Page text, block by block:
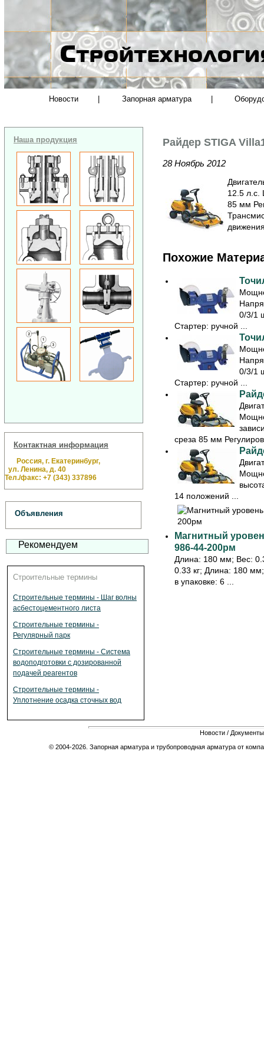
Новости Запорная арматура
Наша продукция
Контактная информация
Россия, г. Екатеринбург,
ул. Ленина, д. 40
Тел./факс: +7 (343) 337896
Объявления
Рекомендуем
Строительные термины
Строительные термины - Шаг волны
асбестоцементного листа
Строительные термины -
Регулярный парк
Строительные термины - Система
водоподготовки с дозированной
подачей реагентов
Строительные термины -
Уплотнение осадка сточных вод
Райдер STIGA
28 Ноябрь 2012
12.5 л.с.
85 мм
Похожие
0/3/1
Стартер: ручной ...
0/3/1
Стартер: ручной ...
среза 85 мм
14 положений ...
Магнитный
986-44-200рм
Длина: 180 мм; Вес:
0.33 кг; Длина: 180
в упаковке: 6 ...
Новости / Документы
© 2004-2026. Запорная арматура и трубопроводная арматура от